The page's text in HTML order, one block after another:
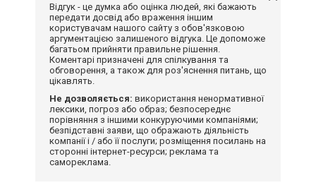
Відгук - це думка або оцінка людей, які бажають
передати досвід або враження іншим
користувачам нашого сайту з обов'язковою
аргументацією залишеного відгука. Це допоможе
багатьом прийняти правильне рішення.
Коментарі призначені для спілкування та
обговорення, а також для роз'яснення питань, що
цікавлять.
Не дозволяється: використання ненормативної
лексики, погроз або образ; безпосереднє
порівняння з іншими конкуруючими компаніями;
безпідставні заяви, що ображають діяльність
компанії і / або її послуги; розміщення посилань на
сторонні інтернет-ресурси; реклама та
самореклама.